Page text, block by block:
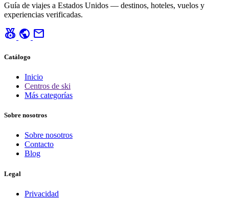
Guía de viajes a Estados Unidos — destinos, hoteles, vuelos y
experiencias verificadas.
social_leaderboard public mail
Catálogo
Inicio
Centros de ski
Más categorías
Sobre nosotros
Sobre nosotros
Contacto
Blog
Legal
Privacidad